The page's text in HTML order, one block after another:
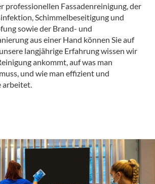
professionellen Fassadenreinigung, der
Schimmelbeseitigung und
sowie der Brand- und
aus einer Hand können Sie auf
langjährige Erfahrung wissen wir
ankommt, auf was man
und wie man effizient und
arbeitet.